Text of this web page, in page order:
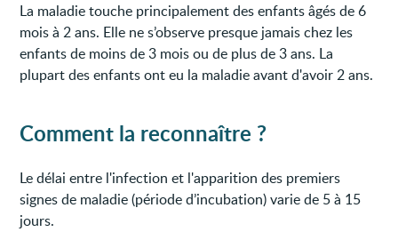
La maladie touche principalement des enfants âgés de 6
mois à 2 ans. Elle ne s’observe presque jamais chez les
enfants de moins de 3 mois ou de plus de 3 ans. La
plupart des enfants ont eu la maladie avant d'avoir 2 ans.
Comment la reconnaître ?
Le délai entre l'infection et l'apparition des premiers
signes de maladie (période d’incubation) varie de 5 à 15
jours.